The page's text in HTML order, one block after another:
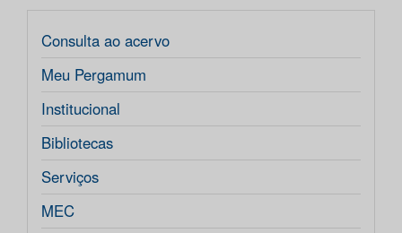
Consulta ao acervo
Meu Pergamum
Institucional
Bibliotecas
Serviços
MEC